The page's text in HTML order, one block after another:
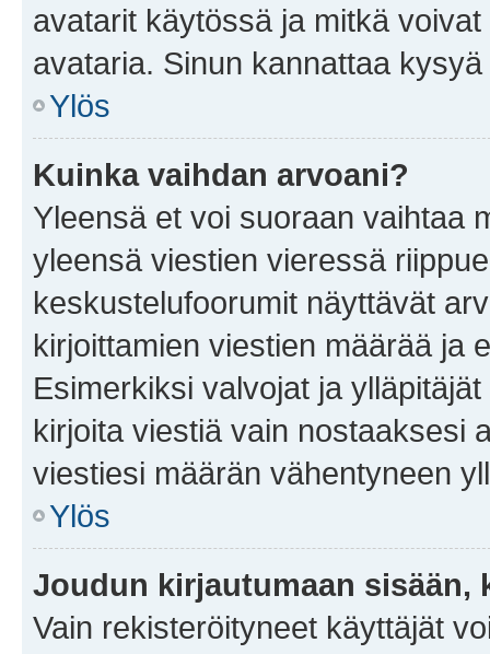
avatarit käytössä ja mitkä
avataria. Sinun kannattaa
Ylös
Kuinka vaihdan arvoani?
Yleensä et voi suoraan vaihtaa
yleensä viestien vieressä
keskustelufoorumit näyttävät
kirjoittamien viestien määrää ja
Esimerkiksi valvojat ja
kirjoita viestiä vain nostaaksesi
viestiesi määrän vähentyneen
Ylös
Joudun kirjautumaan sisään,
Vain rekisteröityneet käyttäjät